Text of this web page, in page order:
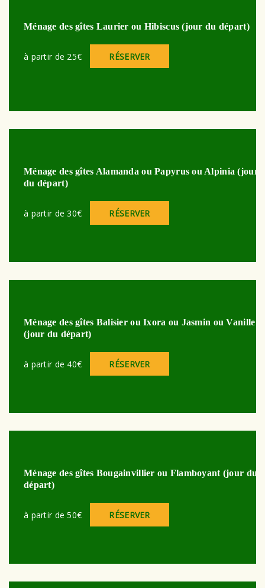
Ménage des gîtes Laurier ou Hibiscus (jour du départ)
à partir de 25€ RÉSERVER
Ménage des gîtes Alamanda ou Papyrus ou Alpinia (jour
du départ)
à partir de 30€ RÉSERVER
Ménage des gîtes Balisier ou Ixora ou Jasmin ou Vanille
(jour du départ)
à partir de 40€ RÉSERVER
Ménage des gîtes Bougainvillier ou Flamboyant (jour du
départ)
à partir de 50€ RÉSERVER